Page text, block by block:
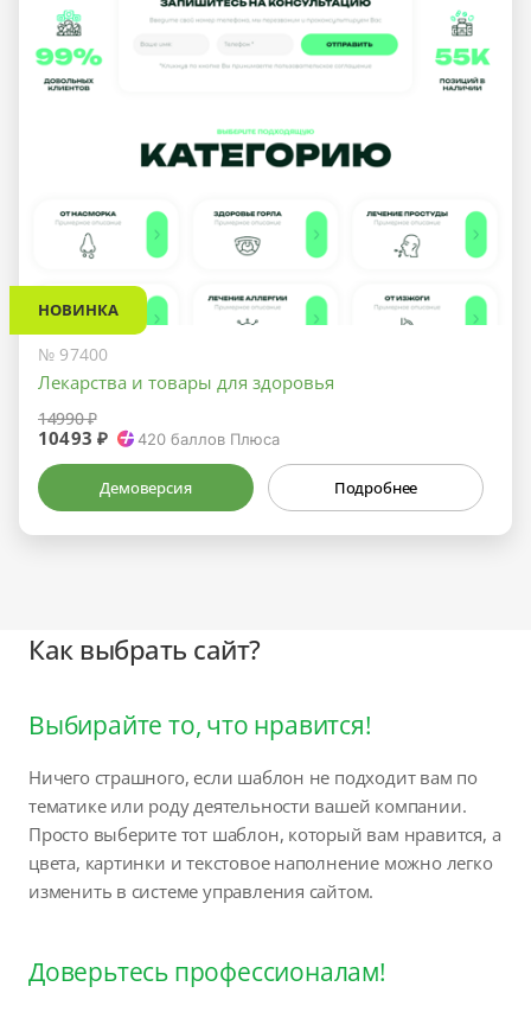
НОВИНКА
№ 97400
Лекарства и товары для здоровья
14990 ₽
10493 ₽ 420 баллов Плюса
Демоверсия Подробнее
Как выбрать сайт?
Выбирайте то, что нравится!
Ничего страшного, если шаблон не подходит вам по
тематике или роду деятельности вашей компании.
Просто выберите тот шаблон, который вам нравится, а
цвета, картинки и текстовое наполнение можно легко
изменить в системе управления сайтом.
Доверьтесь профессионалам!